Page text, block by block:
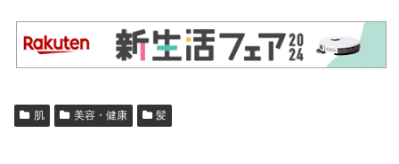
肌 美容・健康 髪